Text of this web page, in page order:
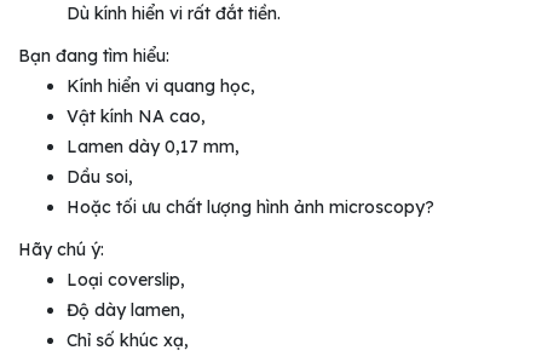
Dù kính hiển vi rất đắt tiền.
Bạn đang tìm hiểu:
Kính hiển vi quang học,
Vật kính NA cao,
Lamen dày 0,17 mm,
Dầu soi,
Hoặc tối ưu chất lượng hình ảnh microscopy?
Hãy chú ý:
Loại coverslip,
Độ dày lamen,
Chỉ số khúc xạ,